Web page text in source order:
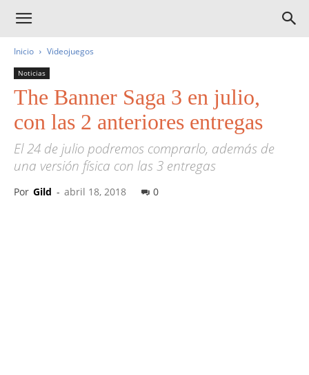
Inicio Videojuegos
Noticias
The Banner Saga 3 en julio,
con las 2 anteriores entregas
El 24 de julio podremos comprarlo, además de
una versión física con las 3 entregas
Por Gild - abril 18, 2018 0